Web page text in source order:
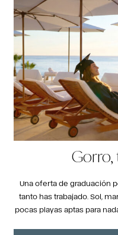
Gorro,
Una oferta de graduación
tanto has trabajado. Sol,
pocas playas aptas para